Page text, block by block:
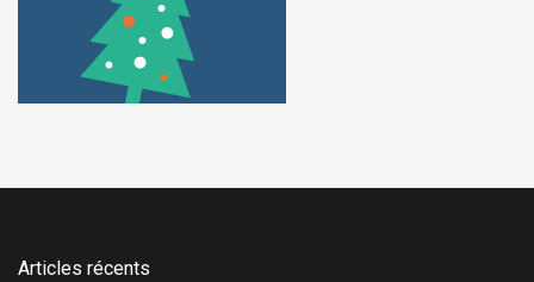
Articles récents